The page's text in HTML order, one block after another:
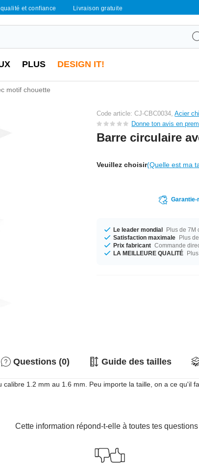
qualité et confiance Livraison gratuite
PLUS DESIGN IT!
motif chouette
Code article: CJ-CBC0034,Acier
Donne ton avis en
Barre circulaire
Veuillez choisir(Quelle est ma
Le leader mondial Plus de 7M
Satisfaction maximale Plus
Prix fabricant Commande
LA MEILLEURE QUALITÉ
Questions (0) Guide des tailles
1.2 mm au 1.6 mm. Peu importe la taille, on a ce qu'il
Cette information répond-t-elle à toutes tes